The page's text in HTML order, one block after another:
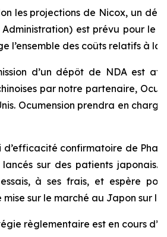
les projections de Nicox, un
est prévu pour le
l’ensemble des coûts relatifs à la
d’un dépôt de NDA est
par notre partenaire,
Ocumension prendra en
d’efficacité confirmatoire de
sur des patients japonais.
à ses frais, et espère
mise sur le marché au Japon sur
règlementaire est en cours